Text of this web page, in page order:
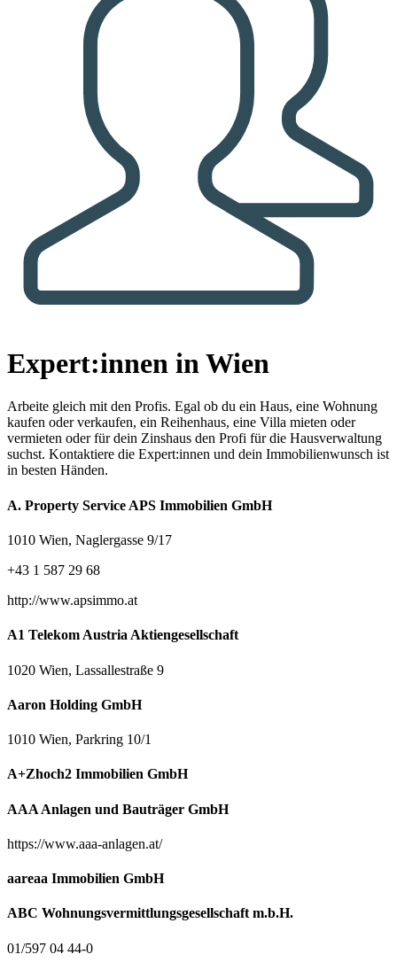
Expert:innen in Wien
Arbeite gleich mit den Profis. Egal ob du ein Haus, eine Wohnung
kaufen oder verkaufen, ein Reihenhaus, eine Villa mieten oder
vermieten oder für dein Zinshaus den Profi für die Hausverwaltung
suchst. Kontaktiere die Expert:innen und dein Immobilienwunsch ist
in besten Händen.
A. Property Service APS Immobilien GmbH
1010 Wien, Naglergasse 9/17
+43 1 587 29 68
http://www.apsimmo.at
A1 Telekom Austria Aktiengesellschaft
1020 Wien, Lassallestraße 9
Aaron Holding GmbH
1010 Wien, Parkring 10/1
A+Zhoch2 Immobilien GmbH
AAA Anlagen und Bauträger GmbH
https://www.aaa-anlagen.at/
aareaa Immobilien GmbH
ABC Wohnungsvermittlungsgesellschaft m.b.H.
01/597 04 44-0